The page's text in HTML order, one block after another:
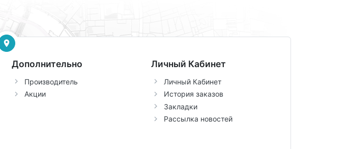
Дополнительно
Производитель
Акции
Личный Кабинет
Личный Кабинет
История заказов
Закладки
Рассылка новостей